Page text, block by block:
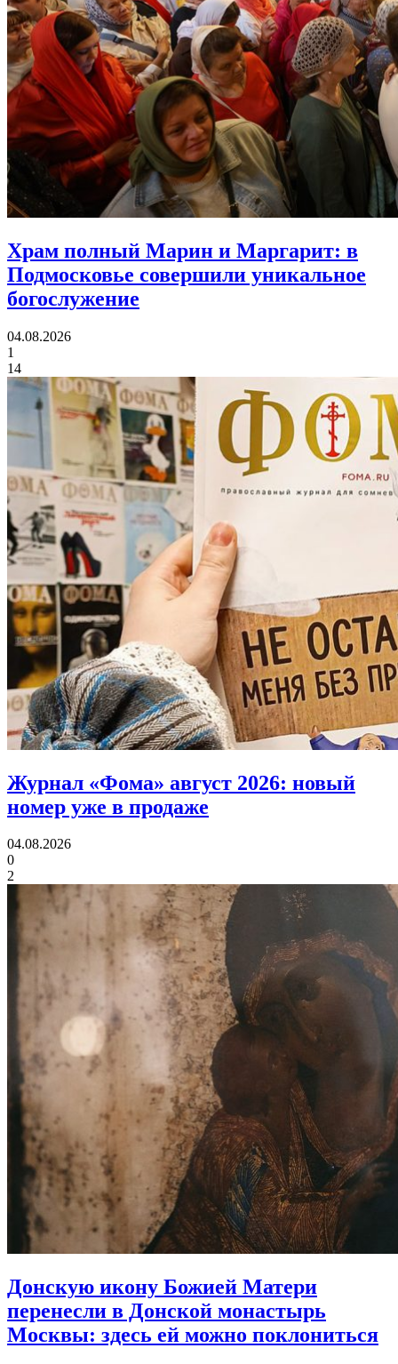
Храм полный Марин и Маргарит: в
Подмосковье совершили уникальное
богослужение
04.08.2026
1
14
Журнал «Фома» август 2026: новый
номер уже в продаже
04.08.2026
0
2
Донскую икону Божией Матери
перенесли в Донской монастырь
Москвы: здесь ей можно поклониться